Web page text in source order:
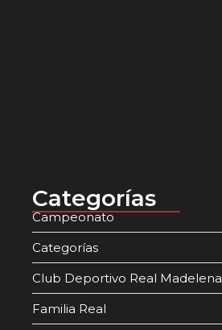
Categorías
Campeonato
Categorías
Club Deportivo Real Madelena
Familia Real